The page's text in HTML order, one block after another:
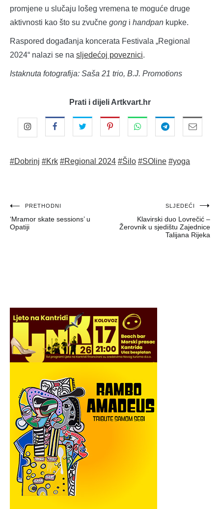
promjene u slučaju lošeg vremena te moguće druge
aktivnosti kao što su zvučne gong i handpan kupke.
Raspored događanja koncerata Festivala „Regional
2024“ nalazi se na sljedećoj poveznici.
Istaknuta fotografija: Saša 21 trio, B.J. Promotions
Prati i dijeli Artkvart.hr
#Dobrinj #Krk #Regional 2024 #Šilo #SOline #yoga
Navigacija
objava
PRETHODNI
‘Mramor skate sessions’ u
Opatiji
SLJEDEĆI
Klavirski duo Lovrečić –
Žerovnik u sjedištu Zajednice
Talijana Rijeka